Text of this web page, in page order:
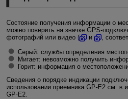
Состояние получения информации о
можно поверить на значке GPS-
фотографий или видео (
и
,
Серый: службы определения
Мигает: невозможно получить
Горит: информация о
Сведения о порядке индикации
использовании приемника GP-E2см. в
GP-E2.